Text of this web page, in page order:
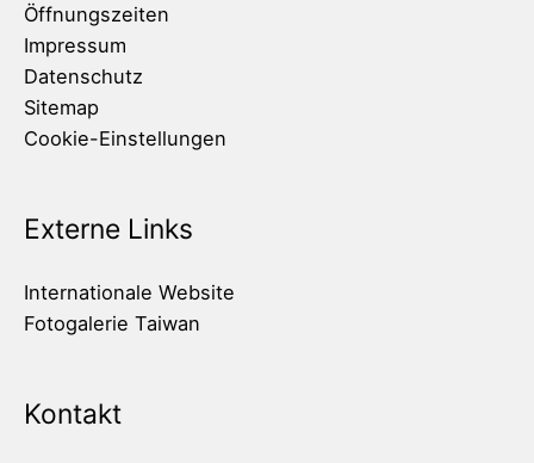
Öffnungszeiten
Impressum
Datenschutz
Sitemap
Cookie-Einstellungen
Externe Links
Internationale Website
Fotogalerie Taiwan
Kontakt